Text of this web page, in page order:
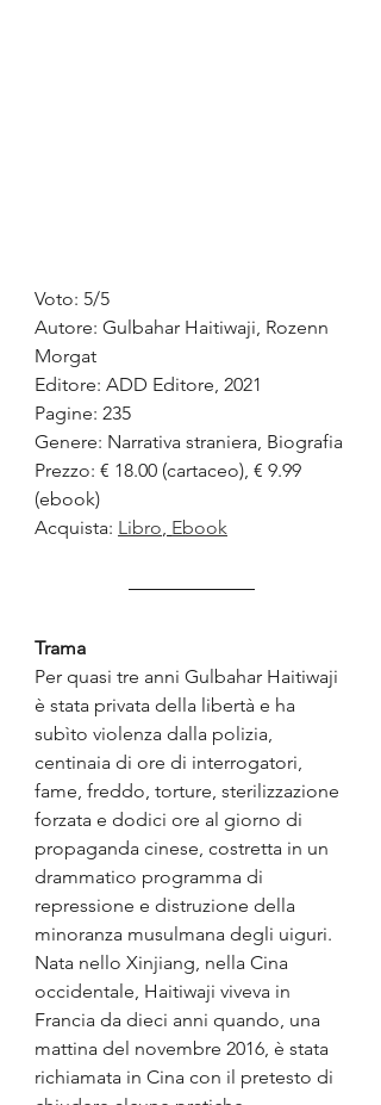
Voto: 5/5
Autore: Gulbahar Haitiwaji, Rozenn
Morgat
Editore: ADD Editore, 2021
Pagine: 235
Genere: Narrativa straniera, Biografia
Prezzo: € 18.00 (cartaceo), € 9.99
(ebook)
Acquista: Libro, Ebook
Trama
Per quasi tre anni Gulbahar Haitiwaji
è stata privata della libertà e ha
subìto violenza dalla polizia,
centinaia di ore di interrogatori,
fame, freddo, torture, sterilizzazione
forzata e dodici ore al giorno di
propaganda cinese, costretta in un
drammatico programma di
repressione e distruzione della
minoranza musulmana degli uiguri.
Nata nello Xinjiang, nella Cina
occidentale, Haitiwaji viveva in
Francia da dieci anni quando, una
mattina del novembre 2016, è stata
richiamata in Cina con il pretesto di